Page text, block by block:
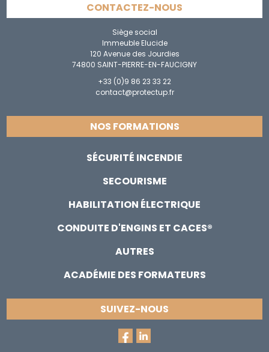
CONTACTEZ-NOUS
Siège social
Immeuble Elucide
120 Avenue des Jourdies
74800 SAINT-PIERRE-EN-FAUCIGNY
+33 (0)9 86 23 33 22
contact@protectup.fr
NOS FORMATIONS
SÉCURITÉ INCENDIE
SECOURISME
HABILITATION ÉLECTRIQUE
CONDUITE D'ENGINS ET CACES®
AUTRES
ACADÉMIE DES FORMATEURS
SUIVEZ-NOUS